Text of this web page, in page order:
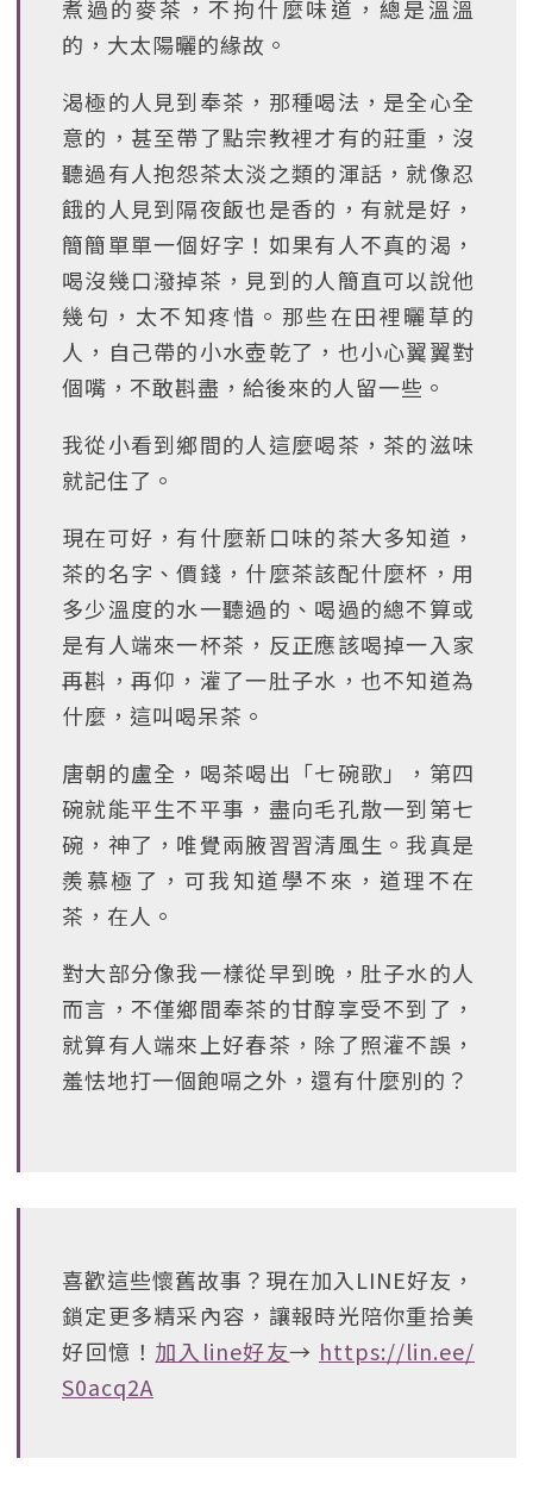
煮過的麥茶，不拘什麼味道，總是溫溫
的，大太陽曬的緣故。
渴極的人見到奉茶，那種喝法，是全心全
意的，甚至帶了點宗教裡才有的莊重，沒
聽過有人抱怨茶太淡之類的渾話，就像忍
餓的人見到隔夜飯也是香的，有就是好，
簡簡單單一個好字！如果有人不真的渴，
喝沒幾口潑掉茶，見到的人簡直可以說他
幾句，太不知疼惜。那些在田裡曬草的
人，自己帶的小水壺乾了，也小心翼翼對
個嘴，不敢斟盡，給後來的人留一些。
我從小看到鄉間的人這麼喝茶，茶的滋味
就記住了。
現在可好，有什麼新口味的茶大多知道，
茶的名字、價錢，什麼茶該配什麼杯，用
多少溫度的水一聽過的、喝過的總不算或
是有人端來一杯茶，反正應該喝掉一入家
再斟，再仰，灌了一肚子水，也不知道為
什麼，這叫喝呆茶。
唐朝的盧全，喝茶喝出「七碗歌」，第四
碗就能平生不平事，盡向毛孔散一到第七
碗，神了，唯覺兩腋習習清風生。我真是
羨慕極了，可我知道學不來，道理不在
茶，在人。
對大部分像我一樣從早到晚，肚子水的人
而言，不僅鄉間奉茶的甘醇享受不到了，
就算有人端來上好春茶，除了照灌不誤，
羞怯地打一個飽嗝之外，還有什麼別的？
喜歡這些懷舊故事？現在加入LINE好友，
鎖定更多精采內容，讓報時光陪你重拾美
好回憶！ 加入line好友→ https://lin.ee/
S0acq2A